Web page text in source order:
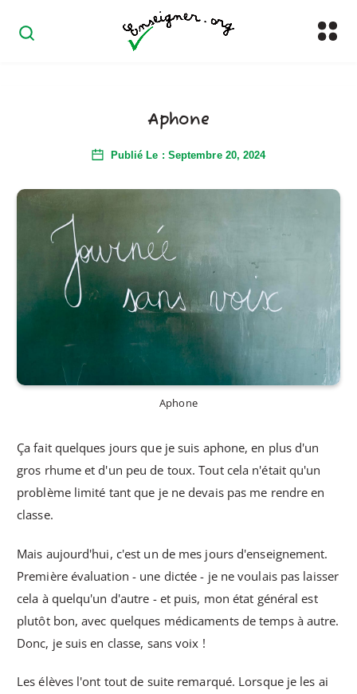
Aphone
Publié Le : Septembre 20, 2024
Aphone
Ça fait quelques jours que je suis aphone, en plus d'un
gros rhume et d'un peu de toux. Tout cela n'était qu'un
problème limité tant que je ne devais pas me rendre en
classe.
Mais aujourd'hui, c'est un de mes jours d'enseignement.
Première évaluation - une dictée - je ne voulais pas laisser
cela à quelqu'un d'autre - et puis, mon état général est
plutôt bon, avec quelques médicaments de temps à autre.
Donc, je suis en classe, sans voix !
Les élèves l'ont tout de suite remarqué. Lorsque je les ai